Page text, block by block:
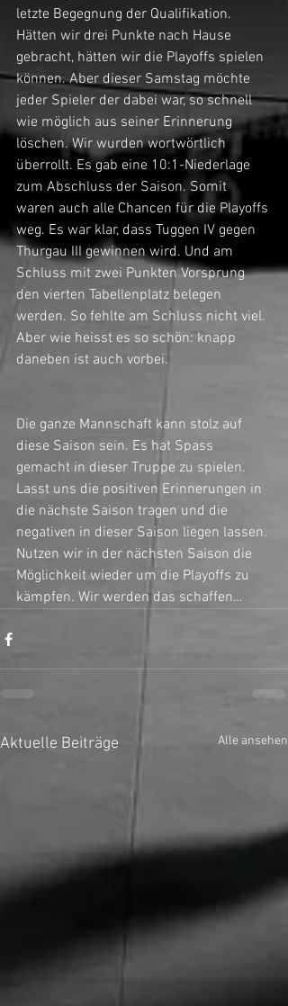
letzte Begegnung der Qualifikation.
Hätten wir drei Punkte nach Hause
gebracht, hätten wir die Playoffs spielen
können. Aber dieser Samstag möchte
jeder Spieler der dabei war, so schnell
wie möglich aus seiner Erinnerung
löschen. Wir wurden wortwörtlich
überrollt. Es gab eine 10:1-Niederlage
zum Abschluss der Saison. Somit
waren auch alle Chancen für die Playoffs
weg. Es war klar, dass Tuggen IV gegen
Thurgau III gewinnen wird. Und am
Schluss mit zwei Punkten Vorsprung
den vierten Tabellenplatz belegen
werden. So fehlte am Schluss nicht viel.
Aber wie heisst es so schön: knapp
daneben ist auch vorbei.
Die ganze Mannschaft kann stolz auf
diese Saison sein. Es hat Spass
gemacht in dieser Truppe zu spielen.
Lasst uns die positiven Erinnerungen in
die nächste Saison tragen und die
negativen in dieser Saison liegen lassen.
Nutzen wir in der nächsten Saison die
Möglichkeit wieder um die Playoffs zu
kämpfen. Wir werden das schaffen…
Aktuelle Beiträge Alle ansehen